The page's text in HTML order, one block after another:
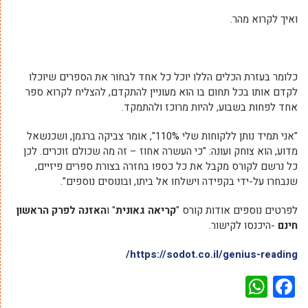
ואיך לקרוא מהר.
כלומר בעזרת הכלים הללו יוכל כל אחד לבחור את הספרים שיוכלו
לקדם אותו בכל תחום בו הוא מעוניין להתקדם, להצליח לקרוא ספר
אחד לפחות בשבוע, להיות מרוכז ולהתמקד.
"אני תמיד נותן ללקוחות שלי 110%", אומר צביקה ברגמן, ושכנשאל
מדוע, הוא צוחק ועונה: "כי העשרה אחוז – זה מה שכולם זוכרים. לכן
כל נרשם לקורס מקבל את כל כספו בחזרה בצורת ספרים פיזיים,
שנבחרו על-ידי בקפידה וישלחו אל ביתו, ובונוסים נוספים".
לפרטים נוספים אודות קורס "קריאה גאונית" והאזנה לפרק הראשון
חינם -היכנסו לקישור.
https://sodot.co.il/genius-reading/
Facebook